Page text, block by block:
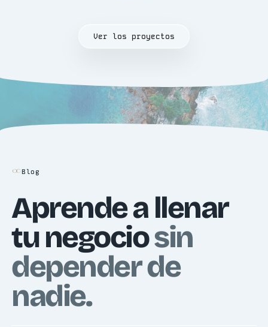
Ver los proyectos
Blog
Aprende a llenar
tu negociosin
depender de
nadie.